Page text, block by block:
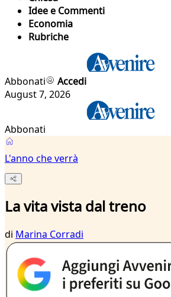
Idee e Commenti
Economia
Rubriche
Abbonati
Accedi
August 7, 2026
Abbonati
L'anno che verrà
La vita vista dal treno
di Marina Corradi